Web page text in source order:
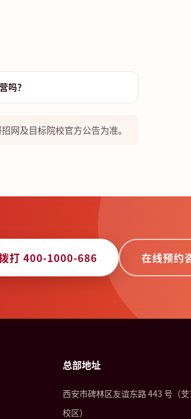
吗？
网及目标院校官方公告为准。
打 400-1000-686 在线预约
总部地址
西安市碑林区友谊东路 443 号（
校区）